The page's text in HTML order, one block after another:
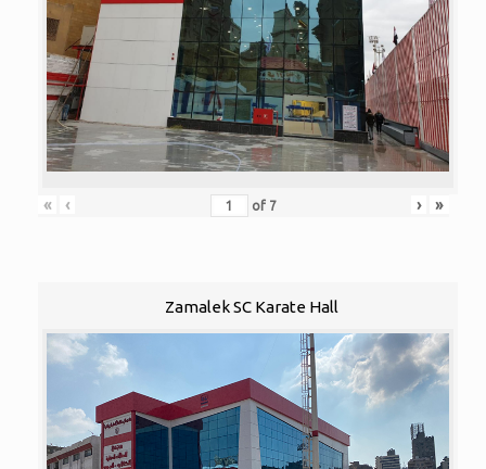
« ‹ of 7 › »
Zamalek SC Karate Hall